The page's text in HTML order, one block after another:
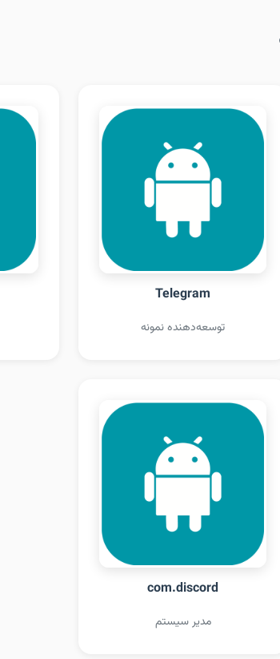
Telegram
توسعه‌دهنده نمونه
com.discord
مدیر سیستم